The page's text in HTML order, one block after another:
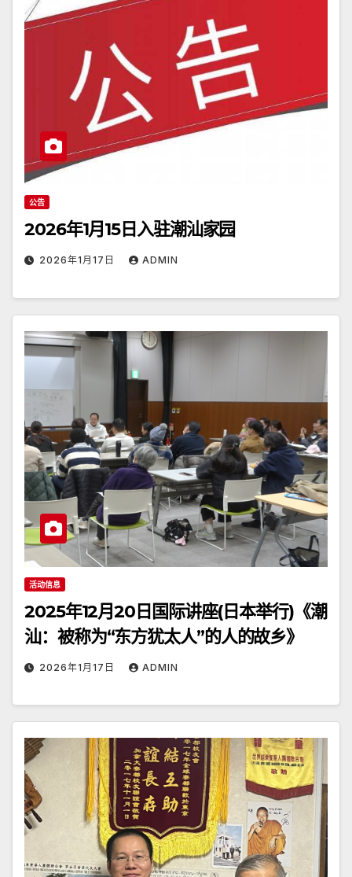
公告
2026年1月15日入驻潮汕家园
2026年1月17日 ADMIN
活动信息
2025年12月20日国际讲座(日本举行)《潮
汕：被称为“东方犹太人”的人的故乡》
2026年1月17日 ADMIN